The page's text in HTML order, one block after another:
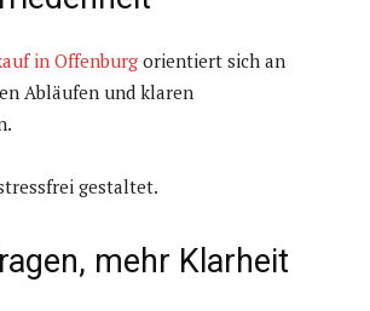
in Offenburgorientiert sich an
Abläufen und klaren
gestaltet.
mehr Klarheit